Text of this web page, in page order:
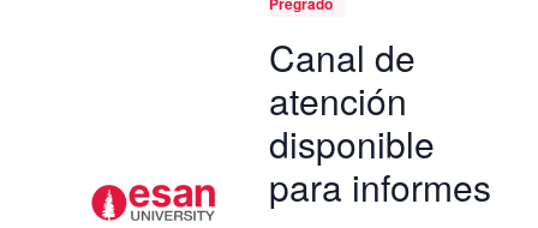
Canal de
atención
disponible
para informes